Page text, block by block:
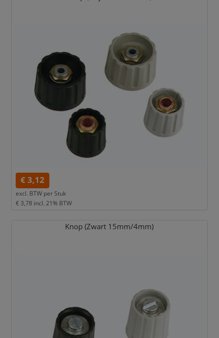
€ 3,12
excl. BTW per Stuk
€ 3,78 incl. 21% BTW
Knop (Zwart 15mm/4mm)